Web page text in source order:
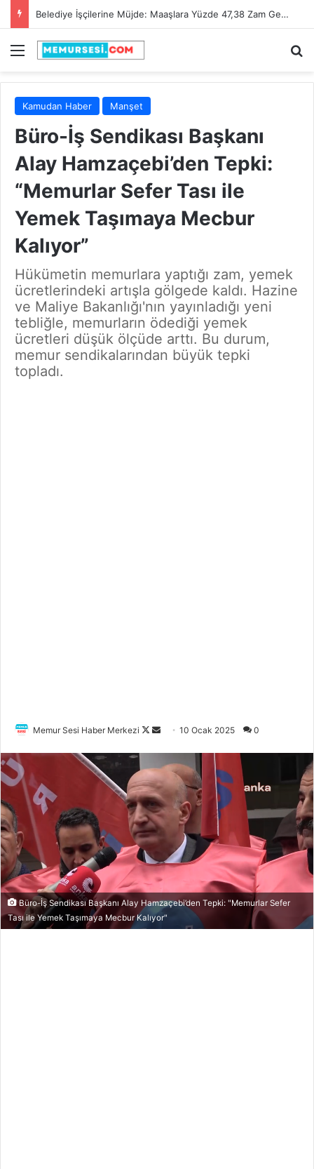
Adana Büyükşehir Belediyesi 90 İtfaiye Eri Alacak! Son Başvuru Tarihi 28 Şubat 2025
Menü
Kamudan Haber Manşet
Büro-İş Sendikası Başkanı
Alay Hamzaçebi’den Tepki:
“Memurlar Sefer Tası ile
Yemek Taşımaya Mecbur
Kalıyor”
Hükümetin memurlara yaptığı zam, yemek
ücretlerindeki artışla gölgede kaldı. Hazine
ve Maliye Bakanlığı'nın yayınladığı yeni
tebliğle, memurların ödediği yemek
ücretleri düşük ölçüde arttı. Bu durum,
memur sendikalarından büyük tepki
topladı.
Memur Sesi Haber Merkezi
F
l
o
w
o
X
e
-
p
o
t
a
g
ö
n
10 Ocak 2025 0
Büro-İş Sendikası Başkanı Alay Hamzaçebi’den Tepki: "Memurlar Sefer
Tası ile Yemek Taşımaya Mecbur Kalıyor"